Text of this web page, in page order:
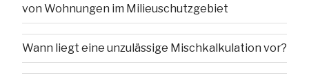
von Wohnungen im Milieuschutzgebiet
Wann liegt eine unzulässige Mischkalkulation vor?